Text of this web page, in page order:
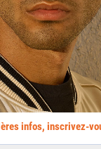
infos, inscrivez-